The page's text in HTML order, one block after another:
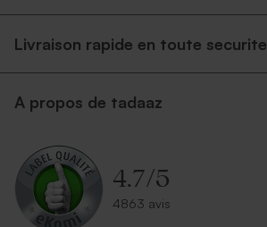
Enveloppe rectangulaire
Livraison rapide en toute securite
A propos de tadaaz
4.7/5
4863 avis